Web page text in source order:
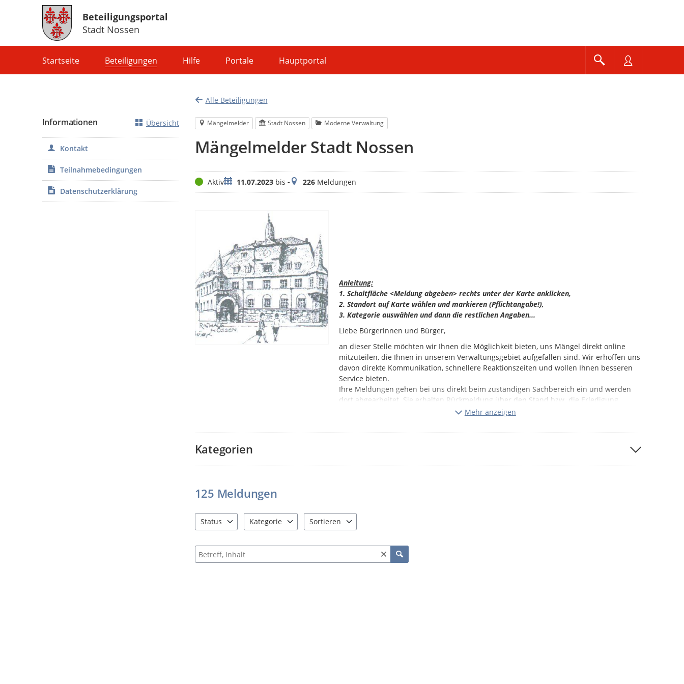
Beteiligungsportal
Stadt Nossen
Startseite Beteiligungen Hilfe Portale Hauptportal
Alle Beteiligungen
Mängelmelder Stadt Nossen Moderne Verwaltung
Mängelmelder Stadt Nossen
StatusAktivZeitraum
11.07.2023bis -Meldungen
226Meldungen
Anleitung:
1. Schaltfläche <Meldung abgeben> rechts unter der Karte anklicken,
2. Standort auf Karte wählen und markieren (Pflichtangabe!),
3. Kategorie auswählen und dann die restlichen Angaben...
Liebe Bürgerinnen und Bürger,
an dieser Stelle möchten wir Ihnen die Möglichkeit bieten, uns Mängel direkt online
mitzuteilen, die Ihnen in unserem Verwaltungsgebiet aufgefallen sind. Wir erhoffen uns
davon direkte Kommunikation, schnellere Reaktionszeiten und wollen Ihnen besseren
Service bieten.
Ihre Meldungen gehen bei uns direkt beim zuständigen Sachbereich ein und werden
dort abgearbeitet. Sie erhalten Rückmeldung über den Stand bzw. die Erledigung.
Dieser sehr hohe Qualitätsanspruch setzt natürlich auf unserer Seite die
sich die Dinge nicht doch im direkten Dialog mit den betreffenden Verursachern lösen
Ihre Stadtverwaltung Nossen
Mehr anzeigen
Kategorien
125 Meldungen
Status
Kategorie
Sortieren
Suche nach Meldungen und Kommentaren
Informationen Übersicht
Kontakt
Teilnahmebedingungen
Datenschutzerklärung